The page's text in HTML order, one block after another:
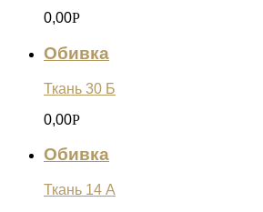
0,00Р
Обивка
Ткань 30 Б
0,00Р
Обивка
Ткань 14 А